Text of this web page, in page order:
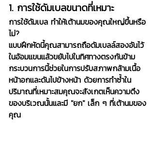
1. การใช้ดัมเบลขนาดที่เหมาะ
การใช้ดัมเบล ทำให้เต้านมของคุณใหญ่ขึ้นหรือ
ไม่?
แบบฝึกหัดนี้คุณสามารถถือดัมเบลล์สองอันไว้
ในอ้อมแขนแล้วขยับไปในทิศทางตรงกันข้าม
กระบวนการนี้ช่วยในการปรับสภาพกล้ามเนื้อ
หน้าอกและดันไปข้างหน้า ด้วยการทำซ้ำใน
ปริมาณที่เหมาะสมคุณจะสังเกตเห็นความตึง
ของบริเวณนั้นและมี "ยก" เล็ก ๆ ที่เต้านมของ
คุณ